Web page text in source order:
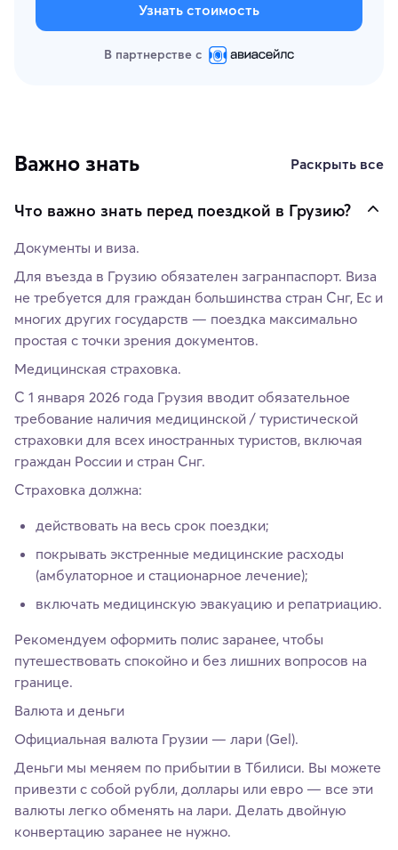
Узнать стоимость
В партнерстве с
Важно знать Раскрыть все
Что важно знать перед поездкой в Грузию?
Документы и виза.
Для въезда в Грузию обязателен загранпаспорт. Виза
не требуется для граждан большинства стран Снг, Ес и
многих других государств — поездка максимально
простая с точки зрения документов.
Медицинская страховка.
С 1 января 2026 года Грузия вводит обязательное
требование наличия медицинской / туристической
страховки для всех иностранных туристов, включая
граждан России и стран Снг.
Страховка должна:
действовать на весь срок поездки;
покрывать экстренные медицинские расходы
(амбулаторное и стационарное лечение);
включать медицинскую эвакуацию и репатриацию.
Рекомендуем оформить полис заранее, чтобы
путешествовать спокойно и без лишних вопросов на
границе.
Валюта и деньги
Официальная валюта Грузии — лари (Gel).
Деньги мы меняем по прибытии в Тбилиси. Вы можете
привезти с собой рубли, доллары или евро — все эти
валюты легко обменять на лари. Делать двойную
конвертацию заранее не нужно.